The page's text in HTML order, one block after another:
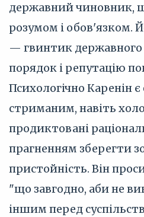
державний чиновник,
розумом і обов'язком.
— гвинтик державного
порядок і репутацію
Психологічно Каренін
стриманим, навіть
продиктовані
прагненням зберегти
пристойність. Він
"що завгодно, аби не
іншим перед